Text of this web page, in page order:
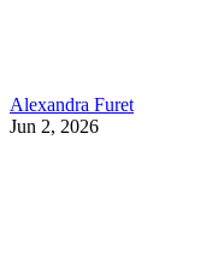
Alexandra Furet
Jun 2, 2026